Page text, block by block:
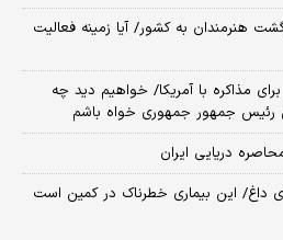
هنرمندان به کشور/ آیا زمینه فعالیت
برای مذاکره با آمریکا/ خواهیم دید چه
جمهور جمهوری خواه باشم
دریایی ایران
داغ/ این بیماری خطرناک در کمین است